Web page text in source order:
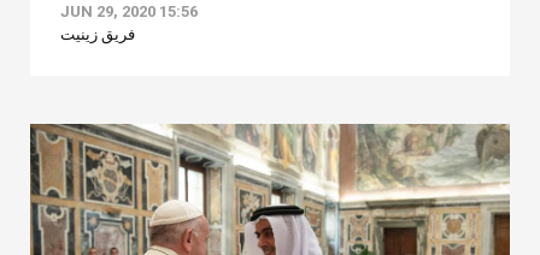
JUN 29, 2020 15:56
فريق زينيت